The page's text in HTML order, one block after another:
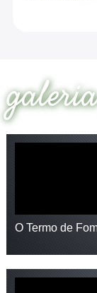
O Termo de